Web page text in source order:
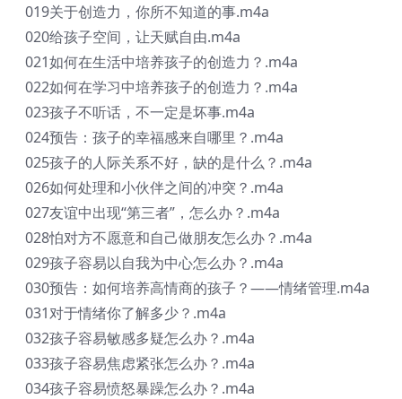
019关于创造力，你所不知道的事.m4a
020给孩子空间，让天赋自由.m4a
021如何在生活中培养孩子的创造力？.m4a
022如何在学习中培养孩子的创造力？.m4a
023孩子不听话，不一定是坏事.m4a
024预告：孩子的幸福感来自哪里？.m4a
025孩子的人际关系不好，缺的是什么？.m4a
026如何处理和小伙伴之间的冲突？.m4a
027友谊中出现“第三者”，怎么办？.m4a
028怕对方不愿意和自己做朋友怎么办？.m4a
029孩子容易以自我为中心怎么办？.m4a
030预告：如何培养高情商的孩子？——情绪管理.m4a
031对于情绪你了解多少？.m4a
032孩子容易敏感多疑怎么办？.m4a
033孩子容易焦虑紧张怎么办？.m4a
034孩子容易愤怒暴躁怎么办？.m4a